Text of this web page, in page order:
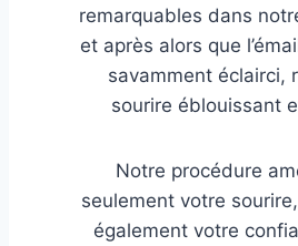
remarquables dans
et après alors que
savamment éclairci,
sourire éblouissant
Notre procédure
seulement votre
également votre